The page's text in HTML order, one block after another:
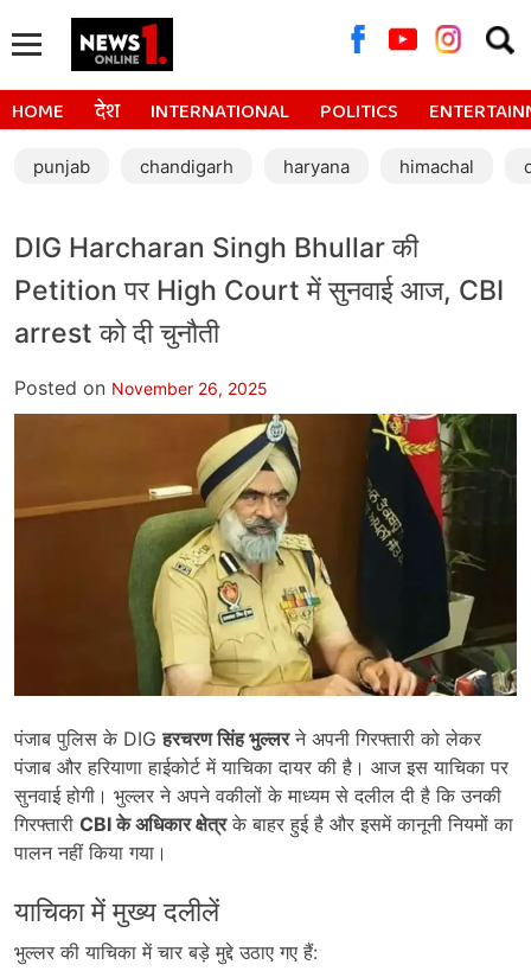
for:
HOME देश INTERNATIONAL POLITICS
punjab chandigarh haryana himachal
DIG Harcharan Singh Bhullar की
Petition पर High Court में सुनवाई आज, CBI
arrest को दी चुनौती
Posted on November 26, 2025
पंजाब पुलिस के DIGहरचरण सिंह भुल्लरने अपनी गिरफ्तारी को लेकर
पंजाब और हरियाणा हाईकोर्ट में याचिका दायर की है। आज इस याचिका पर
सुनवाई होगी। भुल्लर ने अपने वकीलों के माध्यम से दलील दी है कि उनकी
गिरफ्तारी CBIके अधिकार क्षेत्रके बाहर हुई है और इसमें कानूनी नियमों का
पालन नहीं किया गया।
याचिका में मुख्य दलीलें
भुल्लर की याचिका में चार बड़े मुद्दे उठाए गए हैं: